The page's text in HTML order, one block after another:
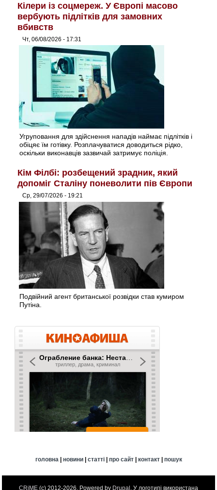
Кілери із соцмереж. У Європі масово
вербують підлітків для замовних
вбивств
Чт, 06/08/2026 - 17:31
Угруповання для здійснення нападів наймає підлітків і
обіцяє їм готівку. Розплачуватися доводиться рідко,
оскільки виконавців зазвичай затримує поліція.
Кім Філбі: розбещений зрадник, який
допоміг Сталіну поневолити пів Європи
Ср, 29/07/2026 - 19:21
Подвійний агент британської розвідки став кумиром
Путіна.
головна| новини| статті| про сайт| контакт| пошук
CRiME (c) 2012-2026. Powered by Drupal . У логотипі використана